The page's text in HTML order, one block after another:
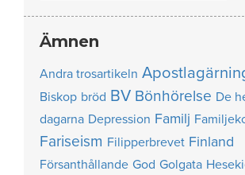
Ämnen
Andra trosartikeln
Biskop bröd BV Bönhörelse De
dagarna Depression Familj
Fariseism Filipperbrevet Finland
Försanthållande God Golgata